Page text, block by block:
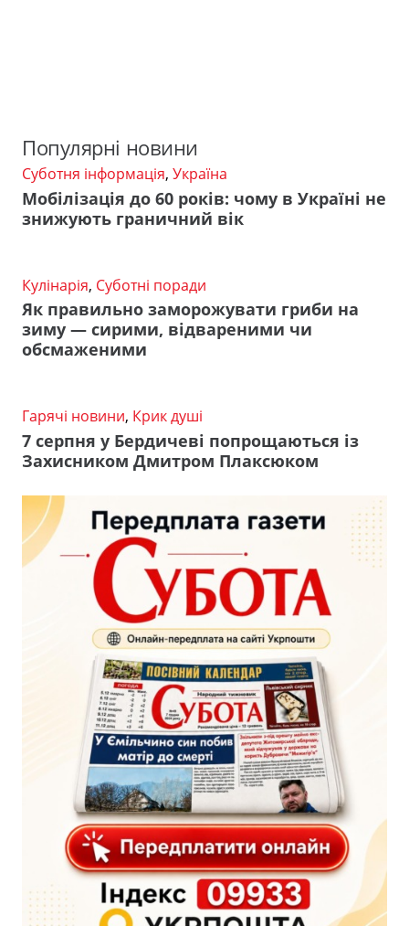
Популярні новини
Суботня інформація, Україна
Мобілізація до 60 років: чому в Україні не
знижують граничний вік
Кулінарія, Суботні поради
Як правильно заморожувати гриби на
зиму — сирими, відвареними чи
обсмаженими
Гарячі новини, Крик душі
7 серпня у Бердичеві попрощаються із
Захисником Дмитром Плаксюком